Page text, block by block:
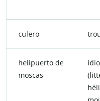
culero
helipuerto de
moscas